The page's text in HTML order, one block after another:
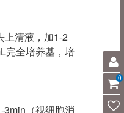
上清液，加1-2
完全培养基，培
（视细胞消
0